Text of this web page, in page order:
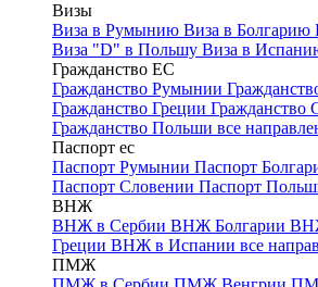
Визы
Виза в Румынию Виза в Болгарию
Виза "D" в Польшу Виза в
Гражданство ЕС
Гражданство Румынии
Гражданство Греции Гражданство
Гражданство Польши все
Паспорт ес
Паспорт Румынии Паспорт
Паспорт Словении Паспорт
ВНЖ
ВНЖ в Сербии ВНЖ Болгарии
Греции ВНЖ в Испании все
ПМЖ